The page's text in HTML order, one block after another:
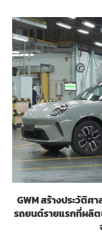
GWM สร้างประวัติศ
รถยนต์รายแรกที่ผลิต